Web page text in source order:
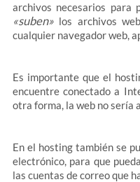
archivos necesarios para
«suben»los archivos
cualquier navegador web,
Es importante que el
encuentre conectado a
otra forma, la web no sería
En el hosting también se
electrónico, para que
las cuentas de correo que